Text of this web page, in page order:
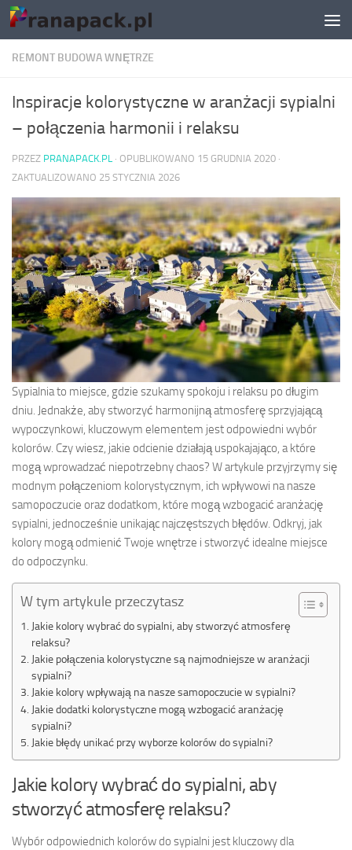
Skip to content
REMONT BUDOWA WNĘTRZE
Inspiracje kolorystyczne w aranżacji sypialni
– połączenia harmonii i relaksu
PRZEZ PRANAPACK.PL · OPUBLIKOWANO 15 GRUDNIA 2020 ·
ZAKTUALIZOWANO 25 STYCZNIA 2026
Sypialnia to miejsce, gdzie szukamy spokoju i relaksu po długim
dniu. Jednakże, aby stworzyć harmonijną atmosferę sprzyjającą
wypoczynkowi, kluczowym elementem jest odpowiedni wybór
kolorów. Czy wiesz, jakie odcienie działają uspokajająco, a które
mogą wprowadzać niepotrzebny chaos? W artykule przyjrzymy się
modnym połączeniom kolorystycznym, ich wpływowi na nasze
samopoczucie oraz dodatkom, które mogą wzbogacić aranżację
sypialni, jednocześnie unikając najczęstszych błędów. Odkryj, jak
kolory mogą odmienić Twoje wnętrze i stworzyć idealne miejsce
do odpoczynku.
W tym artykule przeczytasz
Jakie kolory wybrać do sypialni, aby stworzyć atmosferę
relaksu?
Jakie połączenia kolorystyczne są najmodniejsze w aranżacji
sypialni?
Jakie kolory wpływają na nasze samopoczucie w sypialni?
Jakie dodatki kolorystyczne mogą wzbogacić aranżację
sypialni?
Jakie błędy unikać przy wyborze kolorów do sypialni?
Jakie kolory wybrać do sypialni, aby
stworzyć atmosferę relaksu?
Wybór odpowiednich kolorów do sypialni jest kluczowy dla